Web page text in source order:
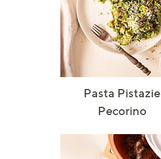
Pasta Pistazie
Pecorino